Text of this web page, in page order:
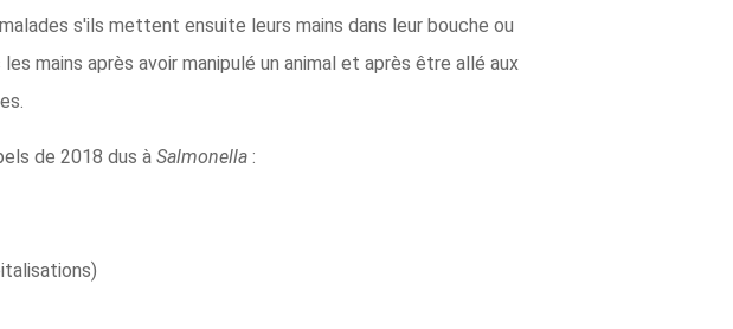
s'ils mettent ensuite leurs mains dans leur bouche ou
mains après avoir manipulé un animal et après être allé aux
de 2018 dus à Salmonella :